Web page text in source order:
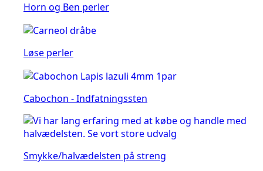
Horn og Ben perler
Løse perler
Cabochon - Indfatningssten
Smykke/halvædelsten på streng